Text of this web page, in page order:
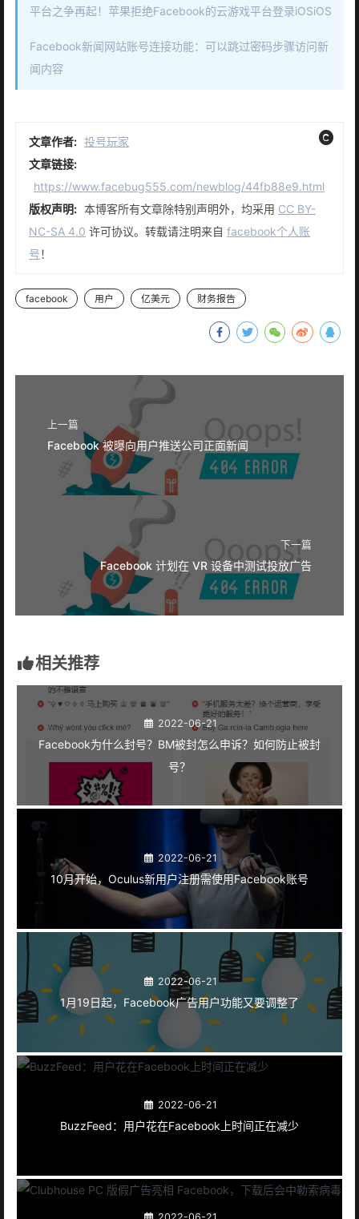
平台之争再起！苹果拒绝Facebook的云游戏平台登录iOSiOS
Facebook新闻网站账号连接功能：可以跳过密码步骤访问新
闻内容
文章作者: 投号玩家
文章链接:
https://www.facebug555.com/newblog/44fb88e9.html
版权声明: 本博客所有文章除特别声明外，均采用 CC BY-
NC-SA 4.0 许可协议。转载请注明来自 facebook个人账
号！
facebook 用户 亿美元 财务报告
上一篇
Facebook 被曝向用户推送公司正面新闻
下一篇
Facebook 计划在 VR 设备中测试投放广告
相关推荐
2022-06-21
Facebook为什么封号？BM被封怎么申诉？如何防止被封
号？
2022-06-21
10月开始，Oculus新用户注册需使用Facebook账号
2022-06-21
1月19日起，Facebook广告用户功能又要调整了
2022-06-21
BuzzFeed：用户花在Facebook上时间正在减少
2022-06-21